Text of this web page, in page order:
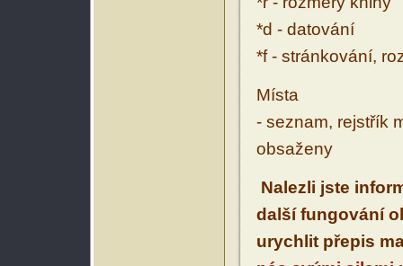
*d - datování
*f - stránkování,
Místa
- seznam, rejstřík
obsaženy
Nalezli jste
další fungování
urychlit přepis